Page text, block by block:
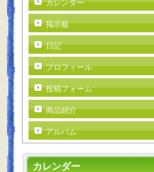
カレンダー
掲示板
日記
プロフィール
投稿フォーム
商品紹介
アルバム
カレンダー